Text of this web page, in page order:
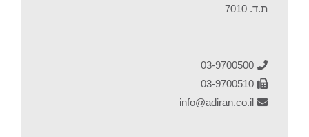
ת.ד. 7010
03-9700500
03-9700510
info@adiran.co.il